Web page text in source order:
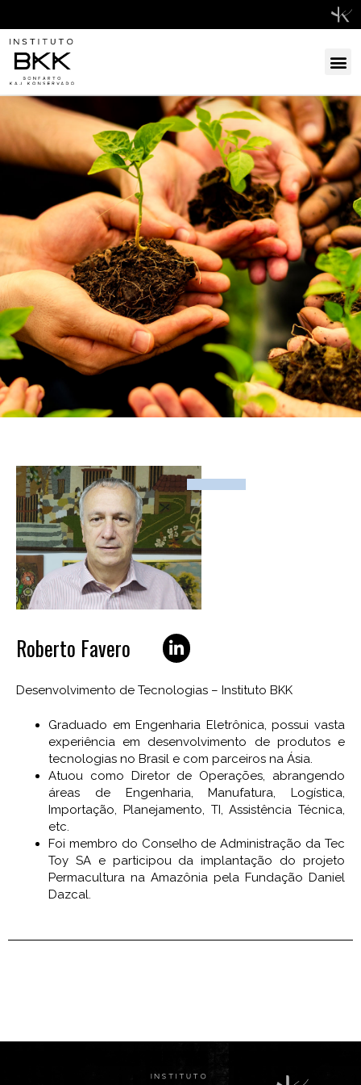
Roberto Favero
Desenvolvimento de Tecnologias – Instituto BKK
Graduado em Engenharia Eletrônica, possui vasta
experiência em desenvolvimento de produtos e
tecnologias no Brasil e com parceiros na Ásia.
Atuou como Diretor de Operações, abrangendo
áreas de Engenharia, Manufatura, Logística,
Importação, Planejamento, TI, Assistência Técnica,
etc.
Foi membro do Conselho de Administração da Tec
Toy SA e participou da implantação do projeto
Permacultura na Amazônia pela Fundação Daniel
Dazcal.